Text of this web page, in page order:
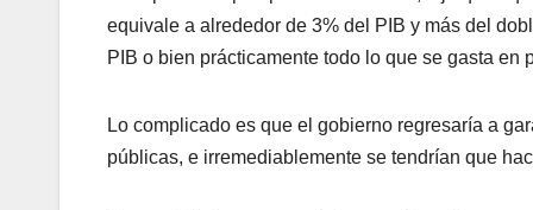
equivale a alrededor de 3% del PIB y más del
PIB o bien prácticamente todo lo que se gasta
Lo complicado es que el gobierno regresaría a
públicas, e irremediablemente se tendrían que